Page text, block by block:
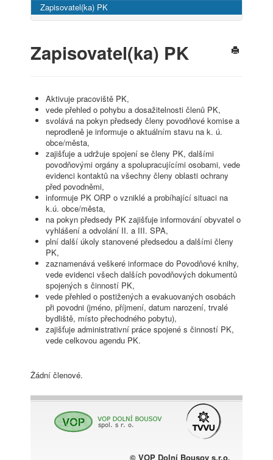
Zapisovatel(ka) PK
Zapisovatel(ka) PK
Aktivuje pracoviště PK,
vede přehled o pohybu a dosažitelnosti členů PK,
svolává na pokyn předsedy členy povodňové komise a
neprodleně je informuje o aktuálním stavu na k. ú.
obce/města,
zajišťuje a udržuje spojení se členy PK, dalšími
povodňovými orgány a spolupracujícími osobami, vede
evidenci kontaktů na všechny členy oblasti ochrany
před povodněmi,
informuje PK ORP o vzniklé a probíhající situaci na
k.ú. obce/města,
na pokyn předsedy PK zajišťuje informování obyvatel o
vyhlášení a odvolání II. a III. SPA,
plní další úkoly stanovené předsedou a dalšími členy
PK,
zaznamenává veškeré informace do Povodňové knihy,
vede evidenci všech dalších povodňových dokumentů
spojených s činností PK,
vede přehled o postižených a evakuovaných osobách
při povodni (jméno, příjmení, datum narození, trvalé
bydliště, místo přechodného pobytu),
zajišťuje administrativní práce spojené s činností PK,
vede celkovou agendu PK.
Žádní členové.
© VOP Dolní Bousov s.r.o.